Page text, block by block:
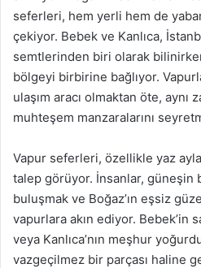
seferleri, hem yerli hem de
çekiyor. Bebek ve Kanlıca,
semtlerinden biri olarak
bölgeyi birbirine bağlıyor.
ulaşım aracı olmaktan öte, aynı
muhteşem manzaralarını
Vapur seferleri, özellikle yaz
talep görüyor. İnsanlar, güneşin
buluşmak ve Boğaz’ın eşsiz
vapurlara akın ediyor. Bebek’in
veya Kanlıca’nın meşhur
vazgeçilmez bir parçası haline